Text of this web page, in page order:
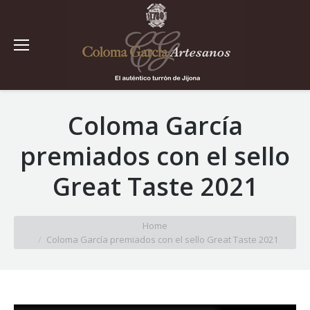
Coloma García
premiados con el sello
Great Taste 2021
You are here:
Home
Coloma García premiados con el sello Great Taste 2021